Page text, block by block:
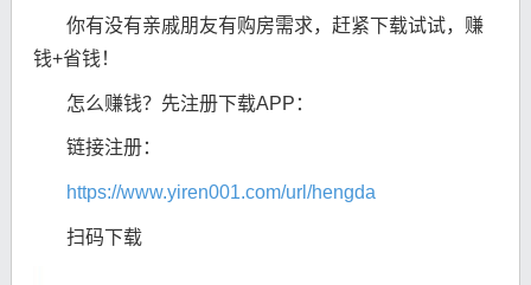
你有没有亲戚朋友有购房需求，赶紧下载试试，赚
钱+省钱！
怎么赚钱？先注册下载APP：
链接注册：
https://www.yiren001.com/url/hengda
扫码下载